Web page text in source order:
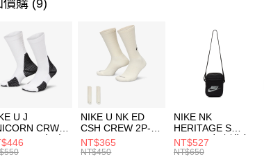
價購 (9)
U J
CRW
-160 男女 中
FZ3393100
NIKE U NK ED
CSH CREW 2P-
144 EMBRDY 男
女 短統襪
NT$365
NT$450
NIKE NK
HERITAGE S
SMIT 男女 側背包
BA5871010
NT$527
NT$650